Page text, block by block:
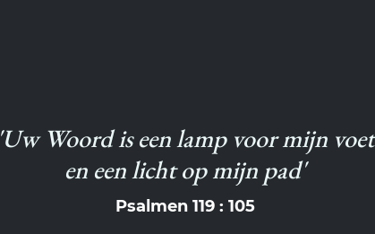
'Uw Woord is een lamp voor mijn voet
en een licht op mijn pad'
Psalmen 119 : 105